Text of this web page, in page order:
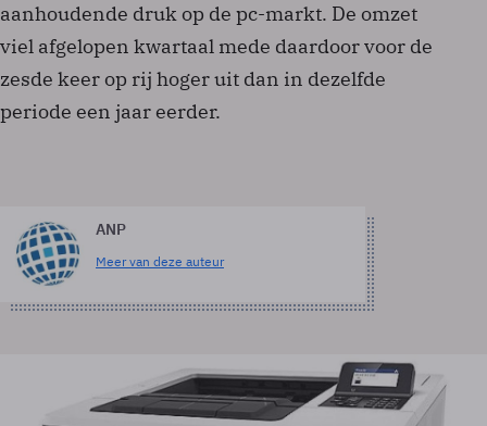
aanhoudende druk op de pc-markt. De omzet
viel afgelopen kwartaal mede daardoor voor de
zesde keer op rij hoger uit dan in dezelfde
periode een jaar eerder.
ANP
Meer van deze auteur